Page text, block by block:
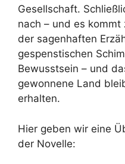
Gesellschaft.
nach – und es
der sagenhaften
gespenstischen
Bewusstsein – und
gewonnene Land
erhalten.
Hier geben wir eine
der Novelle: